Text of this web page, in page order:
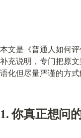
本文是《普通人如何
补充说明，专门把原
语化但尽量严谨的方式
1. 你真正想问